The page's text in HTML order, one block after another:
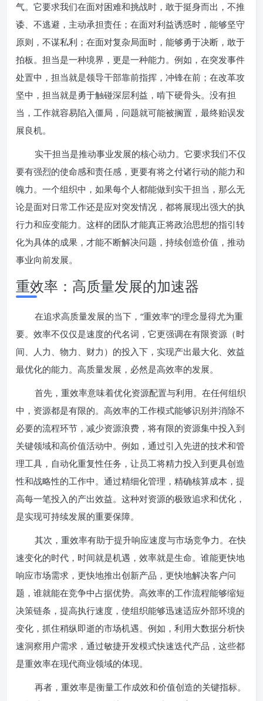
气。它要求我们在面对困难和挑战时，敢于挺身而出，不推
诿、不逃避，主动承担责任；在面对利益诱惑时，能够坚守
原则，不谋私利；在面对复杂局面时，能够勇于决断，敢于
拍板。担当是一种境界，更是一种能力。例如，在突发事件
处置中，担当就是领导干部靠前指挥，冲锋在前；在改革攻
坚中，担当就是勇于触碰深层利益，啃下硬骨头。没有担
当，工作就容易陷入僵局，问题就可能被搁置，最终贻误发
展良机。
实干担当是推动事业发展的核心动力。它要求我们不仅
要有强烈的使命感和责任感，更要有将之付诸行动的能力和
魄力。一个组织中，如果每个人都能做到实干担当，那么无
论是面对日常工作还是应对突发情况，都将展现出强大的执
行力和应变能力。这样的团队才能真正将政治思想的指引转
化为具体的成果，才能不断解决问题，持续创造价值，推动
事业向前发展。
重效率：高质量发展的加速器
在追求高质量发展的当下，“重效率”的理念显得尤为重
要。效率不仅仅是速度的代名词，它更强调在有限资源（时
间、人力、物力、财力）的投入下，实现产出最大化、效益
最优化的能力。高质量发展，必然是高效率的发展。
首先，重效率意味着优化资源配置与利用。在任何组织
中，资源都是有限的。高效率的工作模式能够识别并消除不
必要的流程环节，减少资源浪费，将有限的资源集中投入到
关键领域和高价值活动中。例如，通过引入先进的技术和管
理工具，自动化重复性任务，让员工将精力投入到更具创造
性和战略性的工作中。通过精细化管理，精确核算成本，提
高每一笔投入的产出效益。这种对资源的极致追求和优化，
是实现可持续发展的重要保障。
其次，重效率有助于提升响应速度与市场竞争力。在快
速变化的时代，时间就是机遇，效率就是生命。谁能更快地
响应市场需求，更快地推出创新产品，更快地解决客户问
题，谁就能在竞争中占据优势。高效率的工作流程能够缩短
决策链条，提高执行速度，使组织能够迅速适应外部环境的
变化，抓住稍纵即逝的市场机遇。例如，利用大数据分析快
速洞察用户需求，通过敏捷开发模式快速迭代产品，这些都
是重效率在现代商业领域的体现。
再者，重效率是衡量工作成效和价值创造的关键指标。